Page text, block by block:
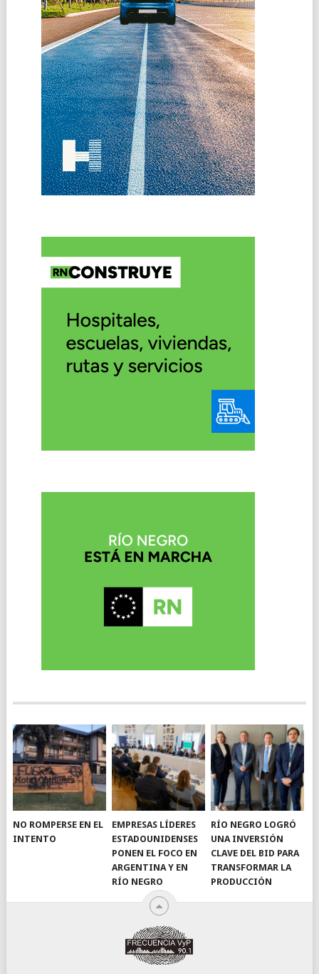
NO ROMPERSE EN EL
INTENTO
EMPRESAS LÍDERES
ESTADOUNIDENSES
PONEN EL FOCO EN
ARGENTINA Y EN
RÍO NEGRO
RÍO NEGRO LOGRÓ
UNA INVERSIÓN
CLAVE DEL BID PARA
TRANSFORMAR LA
PRODUCCIÓN